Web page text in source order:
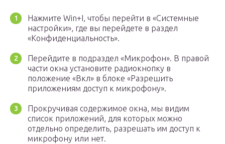
Нажмите Win+I, чтобы перейти в «Системные
настройки», где вы перейдете в раздел
«Конфиденциальность».
Перейдите в подраздел «Микрофон». В правой
части окна установите радиокнопку в
положение «Вкл» в блоке «Разрешить
приложениям доступ к микрофону».
Прокручивая содержимое окна, мы видим
список приложений, для которых можно
отдельно определить, разрешать им доступ к
микрофону или нет.